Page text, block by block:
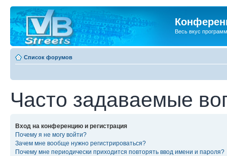
Весь вкус
Список форумов
Часто задаваемые
Вход на конференцию и регистрация
Почему я не могу войти?
Зачем мне вообще нужно регистрироваться?
Почему мне периодически приходится повторять ввод имени и пароля?